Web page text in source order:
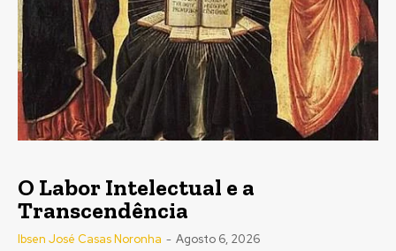
O Labor Intelectual e a
Transcendência
Ibsen José Casas Noronha - Agosto 6, 2026